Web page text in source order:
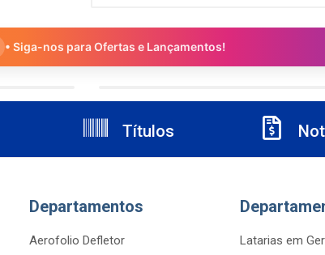
• Siga-nos para Ofertas e Lançamentos!
Títulos
Departamentos
Aerofolio Defletor
Latarias em